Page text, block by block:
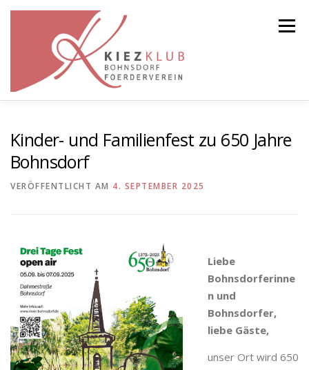
Zum
Menü
Kinder- und Familienfest zu 650 Jahre
Bohnsdorf
VERÖFFENTLICHT AM 4. SEPTEMBER 2025
Liebe
Bohnsdorferinne
n und
Bohnsdorfer,
liebe Gäste,
unser Ort wird 650